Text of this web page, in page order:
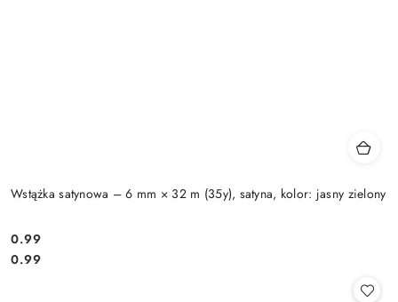
Wstążka satynowa – 6 mm × 32 m (35y), satyna, kolor: jasny zielony
Cena:
0.99
Cena:
0.99